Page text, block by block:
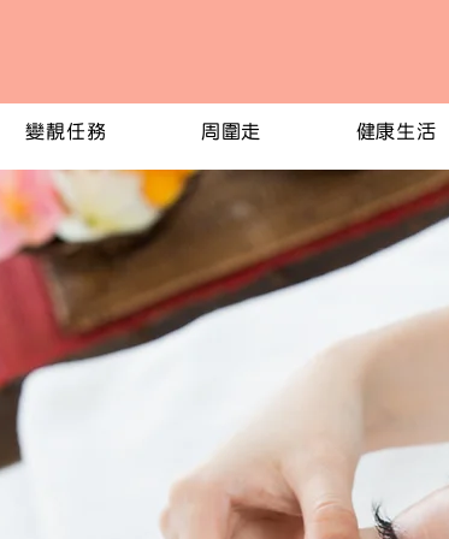
變靚任務 周圍走 健康生活